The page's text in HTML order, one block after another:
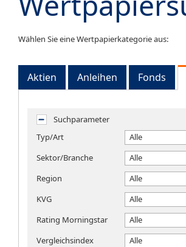
Wählen Sie eine Wertpapierkategorie aus:
Aktien Anleihen Fonds
Suchparameter
Typ/Art
Alle
Sektor/Branche
Alle
Region
Alle
KVG
Alle
Rating Morningstar
Alle
Vergleichsindex
Alle